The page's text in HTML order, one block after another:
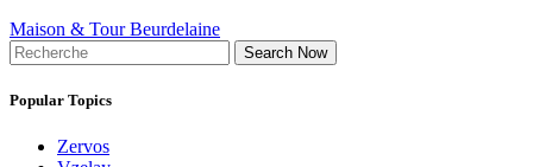
Maison & Tour Beurdelaine
Search Now
Popular Topics
Zervos